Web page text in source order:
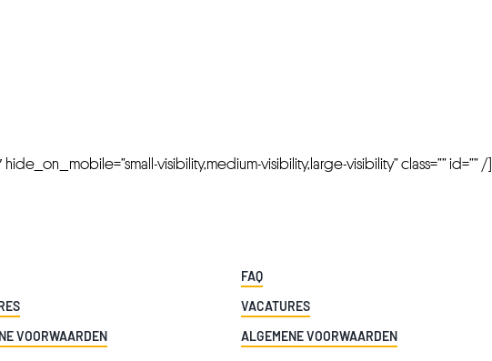
visibility,medium-visibility,large-visibility” class=”” id=”” /]
VOORWAARDEN
FAQ
VACATURES
ALGEMENE VOORWAARDEN